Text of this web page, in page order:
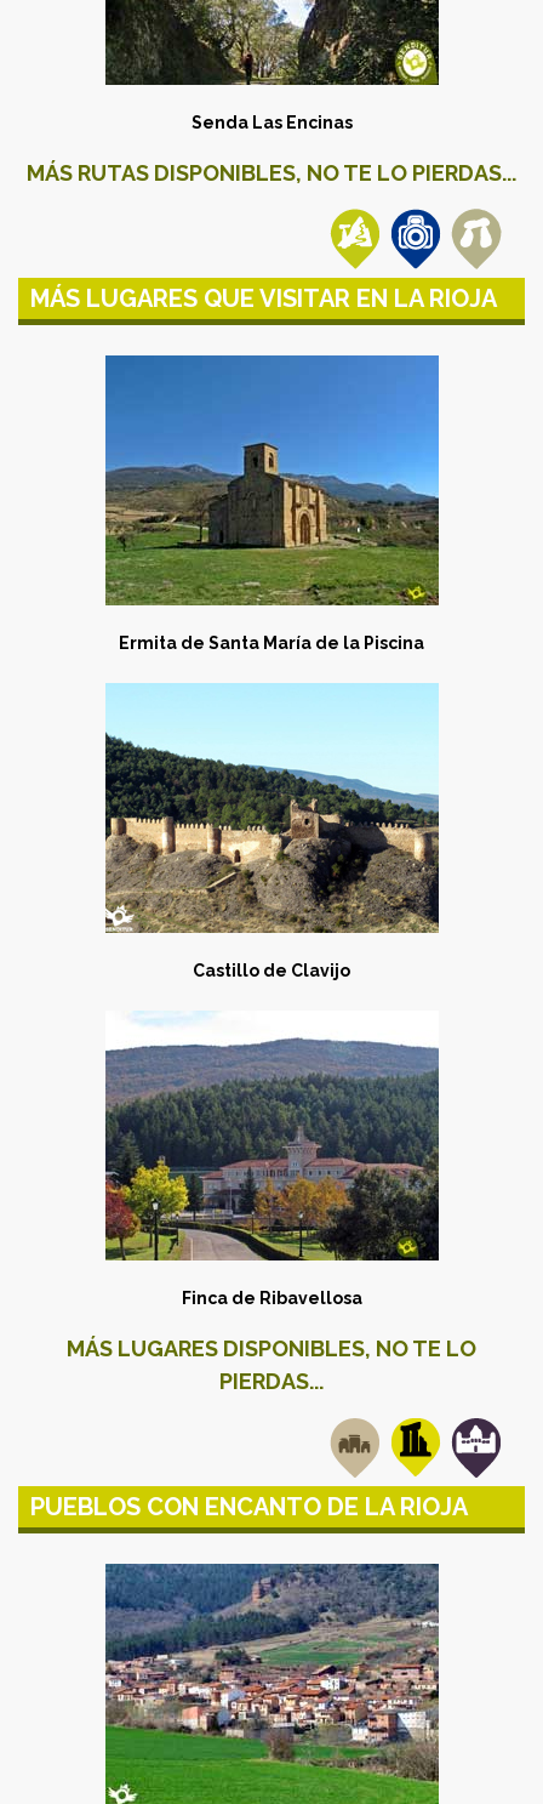
Senda Las Encinas
MÁS RUTAS DISPONIBLES, NO TE LO PIERDAS...
MÁS LUGARES QUE VISITAR EN LA RIOJA
Ermita de Santa María de la Piscina
Castillo de Clavijo
Finca de Ribavellosa
MÁS LUGARES DISPONIBLES, NO TE LO
PIERDAS...
PUEBLOS CON ENCANTO DE LA RIOJA